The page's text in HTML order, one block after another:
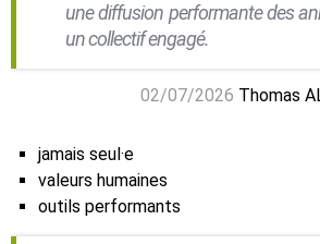
une diffusion performante des
un collectif engagé.
02/07/2026 Thomas
jamais seul·e
valeurs humaines
outils performants